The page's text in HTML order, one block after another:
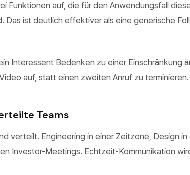
Funktionen auf, die für den Anwendungsfall
Das ist deutlich effektiver als eine generische
Interessent Bedenken zu einer Einschränkung
auf, statt einen zweiten Anruf zu terminieren.
Teams
verteilt. Engineering in einer Zeitzone, Design in
Investor-Meetings. Echtzeit-Kommunikation